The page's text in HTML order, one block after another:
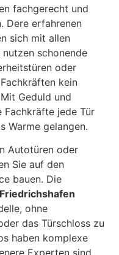
fachgerecht und
Dere erfahrenen
sich mit allen
schonende
oder
kein
Geduld und
Fachkräfte jede Tür
Warme gelangen.
Autotüren oder
Sie auf den
bauen. Die
Friedrichshafen
ohne
das Türschloss zu
haben komplexe